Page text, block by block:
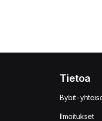
Tietoa
Bybit-
Ilmoitukset